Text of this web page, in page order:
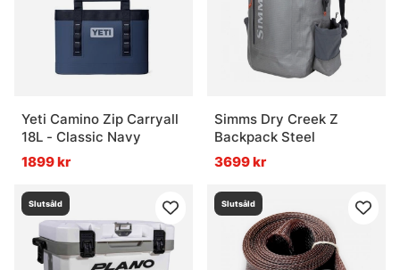
Yeti Camino Zip Carryall
18L - Classic Navy
1899 kr
Simms Dry Creek Z
Backpack Steel
3699 kr
Slutsåld Slutsåld